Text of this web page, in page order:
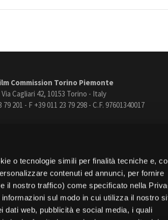
o tecnologie simili per finalità tecniche e,
contenuti ed annunci, per fornire
il nostro traffico) come specificato nella
sul modo in cui utilizza il nostro
dati web, pubblicità e social media, i quali
Commission Torino Piemonte
Via Cagliari 42, 10153 Torino - Italy
79 201 - F +39 011 23 79 298 - C.F. 97601340017
Vimeo